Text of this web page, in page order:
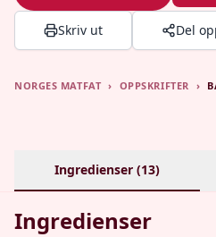
Skriv ut Del
NORGES MATFAT › OPPSKRIFTER ›
Ingredienser (13)
Ingredienser